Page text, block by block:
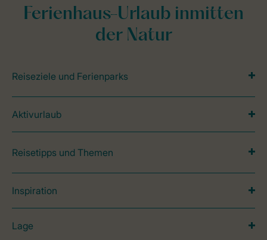
Ferienhaus-Urlaub inmitten
der Natur
Reiseziele und Ferienparks
Aktivurlaub
Reisetipps und Themen
Inspiration
Lage